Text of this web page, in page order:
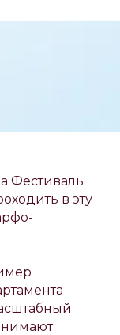
Фестиваль
в эту